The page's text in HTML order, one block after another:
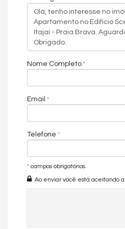
Hall de entrada decorado e mobiliado
Medidores de água, luz e gás
Estúdio de pilates
Elevador
Interfone
Piscina
Wine Bar
Beauty
Empório
Bar molhado
Características do Imóvel
Área de Serviço
Sala de Estar
Cozinha
Lavabo
Vista Mar
Nome Completo
Email
Telefone
* campos obrigatórios
Ao enviar você está aceitando a